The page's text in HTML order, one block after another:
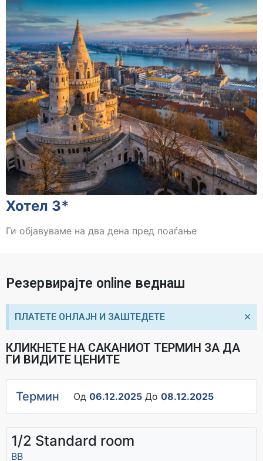
Хотел 3*
Ги објавуваме на два дена пред поаѓање
Резервирајте online веднаш
ПЛАТЕТЕ ОНЛАЈН И ЗАШТЕДЕТЕ ×
КЛИКНЕТЕ НА САКАНИОТ ТЕРМИН ЗА ДА
ГИ ВИДИТЕ ЦЕНИТЕ
Термин Од 06.12.2025 До 08.12.2025
1/2 Standard room
ВВ